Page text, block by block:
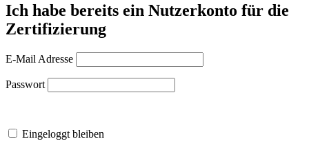
Ich habe bereits ein Nutzerkonto für die
Zertifizierung
E-Mail Adresse
Passwort
Eingeloggt bleiben